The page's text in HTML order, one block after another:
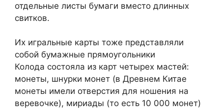
отдельные листы бумаги вместо длинных
свитков.
Их игральные карты тоже представляли
собой бумажные прямоугольники
Колода состояла из карт четырех мастей:
монеты, шнурки монет (в Древнем Китае
монеты имели отверстия для ношения на
веревочке), мириады (то есть 10 000 монет)